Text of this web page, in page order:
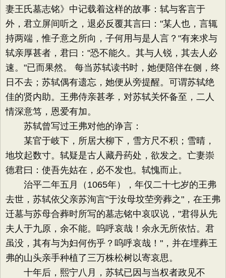
妻王氏墓志铭》中记载着这样的故事：轼与客言于
外，君立屏间听之，退必反覆其言曰："某人也，言辄
持两端，惟子意之所向，子何用与是人言？"有来求与
轼亲厚甚者，君曰："恐不能久。其与人锐，其去人必
速。"已而果然。 每当苏轼读书时，她便陪伴在侧，终
日不去；苏轼偶有遗忘，她便从旁提醒。可谓苏轼绝
佳的贤内助。王弗侍亲甚孝，对苏轼关怀备至，二人
情深意笃，恩爱有加。
苏轼曾写过王弗对他的诤言：
某官于岐下，所居大柳下，雪方尺不积；雪晴，
地坟起数寸。轼疑是古人藏丹药处，欲发之。亡妻崇
德君曰：使吾先姑在，必不发也。轼愧而止。
治平二年五月（1065年），年仅二十七岁的王弗
去世，苏轼依父亲苏洵言"于汝母坟茔旁葬之"，在王弗
迁墓与苏母合葬时所写的墓志铭中哀叹说，"君得从先
夫人于九原，余不能。呜呼哀哉！余永无所依怙。君
虽没，其有与为妇何伤乎？呜呼哀哉！"，并在埋葬王
弗的山头亲手种植了三万株松树以寄哀思。
十年后，熙宁八月，苏轼已因与当权者政见不